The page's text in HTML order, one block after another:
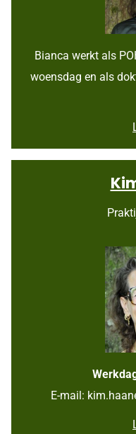
Bianca werkt als
woensdag en als
E-mail: